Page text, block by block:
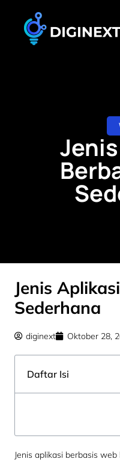
Jenis
Sederhana
diginext Oktober 28,
Daftar Isi
Jenis aplikasi berbasis